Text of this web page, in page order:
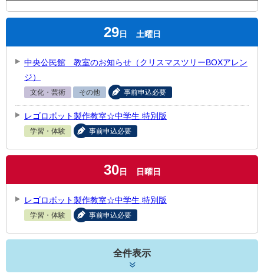
29日 土曜日
中央公民館 教室のお知らせ（クリスマスツリーBOXアレン
ジ）
文化・芸術 その他 事前申込必要
レゴロボット製作教室☆中学生 特別版
学習・体験 事前申込必要
30日 日曜日
レゴロボット製作教室☆中学生 特別版
学習・体験 事前申込必要
全件表示